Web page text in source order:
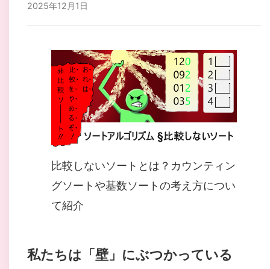
2025年12月1日
比較しないソートとは？カウンティン
グソートや基数ソートの考え方につい
て紹介
私たちは「壁」にぶつかっている